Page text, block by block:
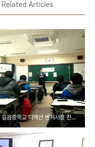
Related Articles
서울 길음중학교 디액션 벤처사장 진로 특강 (20141124)